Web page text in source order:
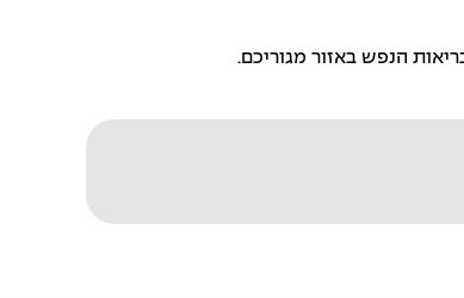
הנפש באזור מגוריכם.